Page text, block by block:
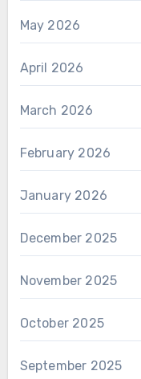
May 2026
April 2026
March 2026
February 2026
January 2026
December 2025
November 2025
October 2025
September 2025